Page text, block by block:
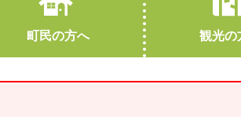
町民の方へ 観光の